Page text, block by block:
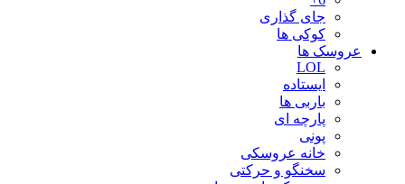
جای گذاری
کوکی ها
عروسک ها
LOL
ایستاده
باربی ها
پارچه ای
پونی
خانه عروسکی
سخنگو و حرکتی